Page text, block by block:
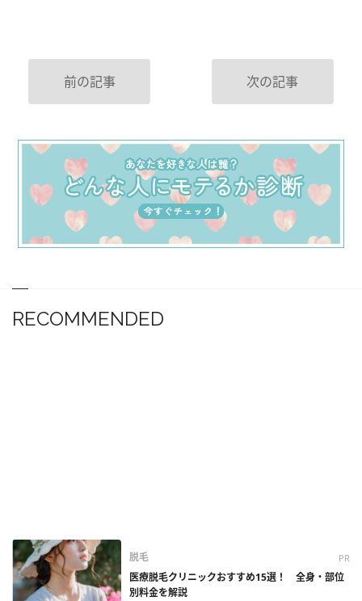
前の記事 次の記事
RECOMMENDED
脱毛 PR
医療脱毛クリニックおすすめ15選！ 全身・部位
別料金を解説